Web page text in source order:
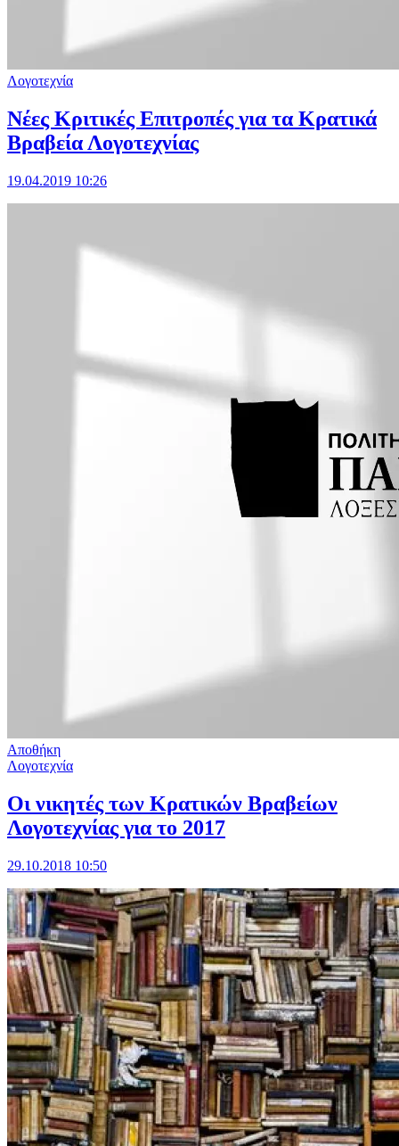
Λογοτεχνία
Νέες Κριτικές Επιτροπές για τα Κρατικά
Βραβεία Λογοτεχνίας
19.04.2019 10:26
Αποθήκη
Λογοτεχνία
Οι νικητές των Κρατικών Βραβείων
Λογοτεχνίας για το 2017
29.10.2018 10:50